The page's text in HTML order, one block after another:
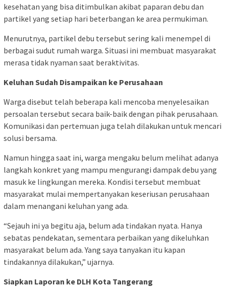
kesehatan yang bisa ditimbulkan akibat paparan debu dan
partikel yang setiap hari beterbangan ke area permukiman.
Menurutnya, partikel debu tersebut sering kali menempel di
berbagai sudut rumah warga. Situasi ini membuat masyarakat
merasa tidak nyaman saat beraktivitas.
Keluhan Sudah Disampaikan ke Perusahaan
Warga disebut telah beberapa kali mencoba menyelesaikan
persoalan tersebut secara baik-baik dengan pihak perusahaan.
Komunikasi dan pertemuan juga telah dilakukan untuk mencari
solusi bersama.
Namun hingga saat ini, warga mengaku belum melihat adanya
langkah konkret yang mampu mengurangi dampak debu yang
masuk ke lingkungan mereka. Kondisi tersebut membuat
masyarakat mulai mempertanyakan keseriusan perusahaan
dalam menangani keluhan yang ada.
“Sejauh ini ya begitu aja, belum ada tindakan nyata. Hanya
sebatas pendekatan, sementara perbaikan yang dikeluhkan
masyarakat belum ada. Yang saya tanyakan itu kapan
tindakannya dilakukan,” ujarnya.
Siapkan Laporan ke DLH Kota Tangerang